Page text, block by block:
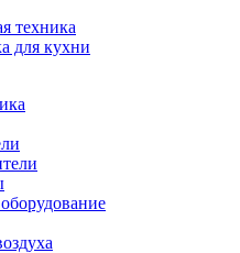
техника
для кухни